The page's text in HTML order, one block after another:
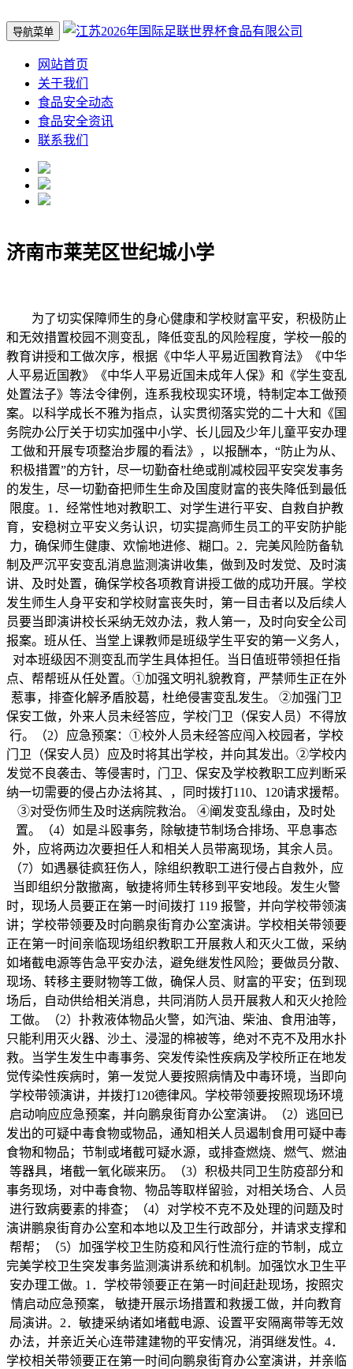
导航菜单
网站首页
关于我们
食品安全动态
食品安全资讯
联系我们
济南市莱芜区世纪城小学
为了切实保障师生的身心健康和学校财富平安，积极防止
和无效措置校园不测变乱，降低变乱的风险程度，学校一般的
教育讲授和工做次序，根据《中华人平易近国教育法》《中华
人平易近国教》《中华人平易近国未成年人保》和《学生变乱
处置法子》等法令律例，连系我校现实环境，特制定本工做预
案。以科学成长不雅为指点，认实贯彻落实党的二十大和《国
务院办公厅关于切实加强中小学、长儿园及少年儿童平安办理
工做和开展专项整治步履的看法》，以报酬本，“防止为从、
积极措置”的方针，尽一切勤奋杜绝或削减校园平安突发事务
的发生，尽一切勤奋把师生生命及国度财富的丧失降低到最低
限度。1．经常性地对教职工、对学生进行平安、自救自护教
育，安稳树立平安义务认识，切实提高师生员工的平安防护能
力，确保师生健康、欢愉地进修、糊口。2．完美风险防备轨
制及严沉平安变乱消息监测演讲收集，做到及时发觉、及时演
讲、及时处置，确保学校各项教育讲授工做的成功开展。学校
发生师生人身平安和学校财富丧失时，第一目击者以及后续人
员要当即演讲校长采纳无效办法，救人第一，及时向安全公司
报案。班从任、当堂上课教师是班级学生平安的第一义务人，
对本班级因不测变乱而学生具体担任。当日值班带领担任指
点、帮帮班从任处置。①加强文明礼貌教育，严禁师生正在外
惹事，排查化解矛盾胶葛，杜绝侵害变乱发生。 ②加强门卫
保安工做，外来人员未经答应，学校门卫（保安人员）不得放
行。（2）应急预案：①校外人员未经答应闯入校园者，学校
门卫（保安人员）应及时将其出学校，并向其发出。②学校内
发觉不良袭击、等侵害时，门卫、保安及学校教职工应判断采
纳一切需要的侵占办法将其、，同时拨打110、120请求援帮。
③对受伤师生及时送病院救治。 ④阐发变乱缘由，及时处
置。（4）如是斗殴事务，除敏捷节制场合排场、平息事态
外，应将两边次要担任人和相关人员带离现场，其余人员。
（7）如遇暴徒疯狂伤人，除组织教职工进行侵占自救外，应
当即组织分散撤离，敏捷将师生转移到平安地段。发生火警
时，现场人员要正在第一时间拨打 119 报警，并向学校带领演
讲；学校带领要及时向鹏泉街育办公室演讲。学校相关带领要
正在第一时间亲临现场组织教职工开展救人和灭火工做，采纳
如堵截电源等告急平安办法，避免继发性风险；要做员分散、
现场、转移主要财物等工做，确保人员、财富的平安；伍到现
场后，自动供给相关消息，共同消防人员开展救人和灭火抢险
工做。（2）扑救液体物品火警，如汽油、柴油、食用油等，
只能利用灭火器、沙土、浸湿的棉被等，绝对不克不及用水扑
救。当学生发生中毒事务、突发传染性疾病及学校所正在地发
觉传染性疾病时，第一发觉人要按照病情及中毒环境，当即向
学校带领演讲，并拨打120德律风。学校带领要按照现场环境
启动响应应急预案，并向鹏泉街育办公室演讲。（2）逃回已
发出的可疑中毒食物或物品，通知相关人员遏制食用可疑中毒
食物和物品；节制或堵截可疑水源，或排查燃烧、燃气、燃油
等器具，堵截一氧化碳来历。（3）积极共同卫生防疫部分和
事务现场，对中毒食物、物品等取样留验，对相关场合、人员
进行致病要素的排查；（4）对学校不克不及处理的问题及时
演讲鹏泉街育办公室和本地以及卫生行政部分，并请求支撑和
帮帮；（5）加强学校卫生防疫和风行性流行症的节制，成立
完美学校卫生突发事务监测演讲系统和机制。加强饮水卫生平
安办理工做。1．学校带领要正在第一时间赶赴现场，按照灾
情启动应急预案， 敏捷开展示场措置和救援工做，并向教育
局演讲。2．敏捷采纳诸如堵截电源、设置平安隔离带等无效
办法，并亲近关心连带建建物的平安情况，消弭继发性。4．
学校相关带领要正在第一时间向鹏泉街育办公室演讲，并亲临